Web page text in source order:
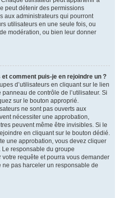
peut détenir des permissions
aux administrateurs qui pourront
utilisateurs en une seule fois, ou
modération, ou bien leur donner
comment puis-je en rejoindre un ?
d’utilisateurs en cliquant sur le lien
de contrôle de l’utilisateur. Si
sur le bouton approprié.
ne sont pas ouverts aux
nécessiter une approbation,
peuvent même être invisibles. Si le
en cliquant sur le bouton dédié.
une approbation, vous devez cliquer
responsable du groupe
requête et pourra vous demander
ne pas harceler un responsable de